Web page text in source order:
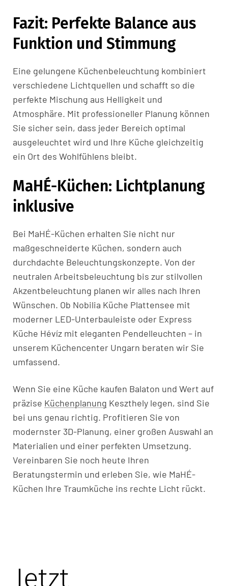
Fazit: Perfekte Balance aus
Funktion und Stimmung
Eine gelungene Küchenbeleuchtung kombiniert
verschiedene Lichtquellen und schafft so die
perfekte Mischung aus Helligkeit und
Atmosphäre. Mit professioneller Planung können
Sie sicher sein, dass jeder Bereich optimal
ausgeleuchtet wird und Ihre Küche gleichzeitig
ein Ort des Wohlfühlens bleibt.
MaHÉ-Küchen: Lichtplanung
inklusive
Bei MaHÉ-Küchen erhalten Sie nicht nur
maßgeschneiderte Küchen, sondern auch
durchdachte Beleuchtungskonzepte. Von der
neutralen Arbeitsbeleuchtung bis zur stilvollen
Akzentbeleuchtung planen wir alles nach Ihren
Wünschen. Ob Nobilia Küche Plattensee mit
moderner LED-Unterbauleiste oder Express
Küche Hévíz mit eleganten Pendelleuchten – in
unserem Küchencenter Ungarn beraten wir Sie
umfassend.
Wenn Sie eine Küche kaufen Balaton und Wert auf
präzise Küchenplanung Keszthely legen, sind Sie
bei uns genau richtig. Profitieren Sie von
modernster 3D-Planung, einer großen Auswahl an
Materialien und einer perfekten Umsetzung.
Vereinbaren Sie noch heute Ihren
Beratungstermin und erleben Sie, wie MaHÉ-
Küchen Ihre Traumküche ins rechte Licht rückt.
Jetzt